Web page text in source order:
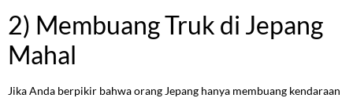
2) Membuang Truk di Jepang
Mahal
Jika Anda berpikir bahwa orang Jepang hanya membuang kendaraan